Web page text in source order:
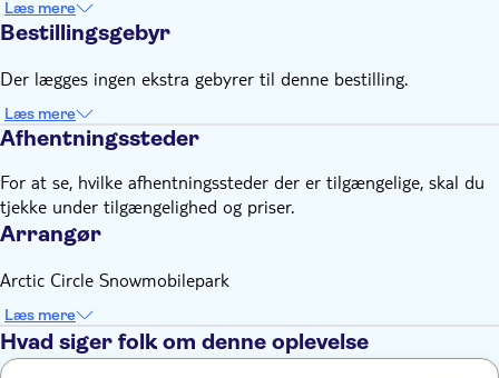
Læs mere
Bestillingsgebyr
Der lægges ingen ekstra gebyrer til denne bestilling.
Læs mere
Afhentningssteder
For at se, hvilke afhentningssteder der er tilgængelige, skal du
tjekke under tilgængelighed og priser.
Arrangør
Arctic Circle Snowmobilepark
Læs mere
Hvad siger folk om denne oplevelse